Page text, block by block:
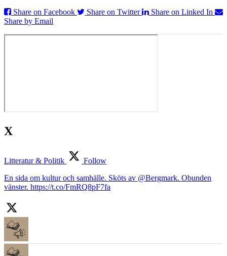
Share on Facebook
Share on Twitter
Share on Linked In
Share by Email
X
Litteratur & Politik
Follow
En sida om kultur och samhälle. Sköts av @Bergmark. Obunden
vänster. https://t.co/FmRQ8pF7fa